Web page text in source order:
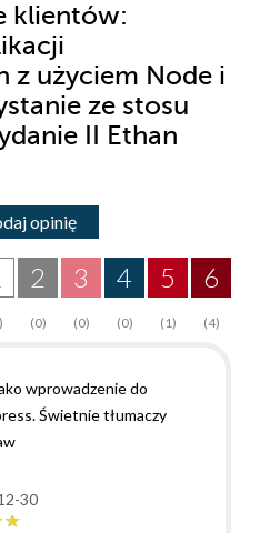
klientów:
z użyciem Node i
ze stosu
II Ethan
opinię
6
(4)
5
(1)
4
(0)
3
(0)
2
(0)
wprowadzenie do
Świetnie tłumaczy
30